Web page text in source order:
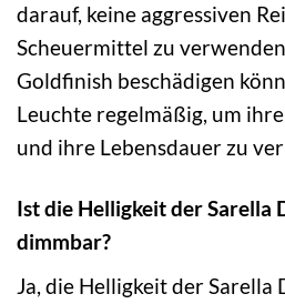
darauf, keine aggressiven
Scheuermittel zu
Goldfinish beschädigen
Leuchte regelmäßig, um
und ihre Lebensdauer zu
Ist die Helligkeit der Sarella
dimmbar?
Ja, die Helligkeit der Sarella